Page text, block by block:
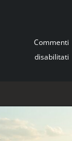
Commenti
disabilitatisu